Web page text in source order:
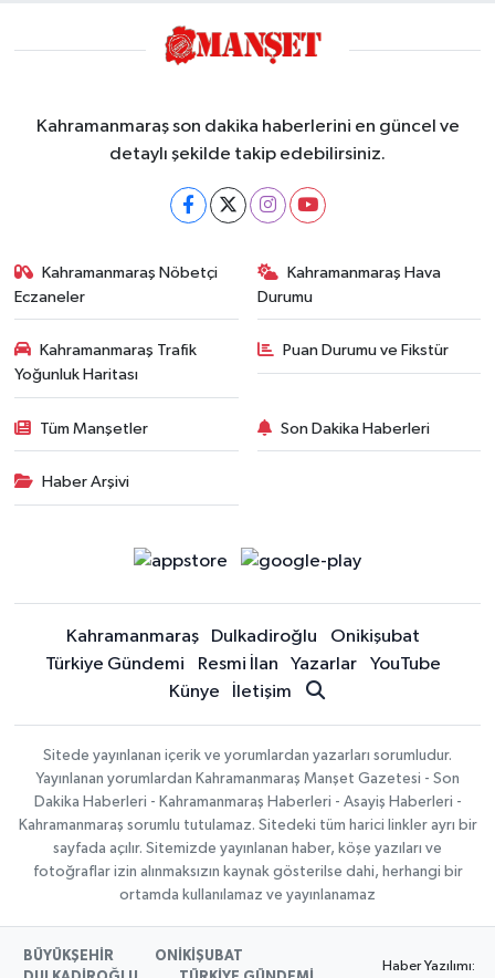
Kahramanmaraş son dakika haberlerini en güncel ve
detaylı şekilde takip edebilirsiniz.
Kahramanmaraş Nöbetçi
Eczaneler
Kahramanmaraş Hava
Durumu
Kahramanmaraş Trafik
Yoğunluk Haritası
Puan Durumu ve Fikstür
Tüm Manşetler Son Dakika Haberleri
Haber Arşivi
Kahramanmaraş Dulkadiroğlu
Onikişubat
Türkiye Gündemi
Resmi İlan Yazarlar
YouTube
Künye
İletişim
Sitede yayınlanan içerik ve yorumlardan yazarları sorumludur.
Yayınlanan yorumlardan Kahramanmaraş Manşet Gazetesi - Son
Dakika Haberleri - Kahramanmaraş Haberleri - Asayiş Haberleri -
Kahramanmaraş sorumlu tutulamaz. Sitedeki tüm harici linkler ayrı bir
sayfada açılır. Sitemizde yayınlanan haber, köşe yazıları ve
fotoğraflar izin alınmaksızın kaynak gösterilse dahi, herhangi bir
ortamda kullanılamaz ve yayınlanamaz
BÜYÜKŞEHİR
ONİKİŞUBAT
Haber Yazılımı: